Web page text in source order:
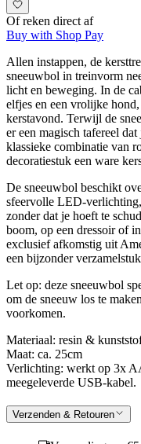
Of reken direct af
Buy with Shop Pay
Allen instappen, de
sneeuwbol in treinvorm
licht en beweging. In de
elfjes en een vrolijke
kerstavond. Terwijl de
er een magisch tafereel
klassieke combinatie van
decoratiestuk een ware
De sneeuwbol beschikt
sfeervolle LED-
zonder dat je hoeft te
boom, op een dressoir of
exclusief afkomstig uit
een bijzonder
Let op: deze sneeuwbol
om de sneeuw los te
voorkomen.
Materiaal: resin &
Maat: ca. 25cm
Verlichting: werkt op 3x
meegeleverde USB-kabel.
Verzenden & Retouren